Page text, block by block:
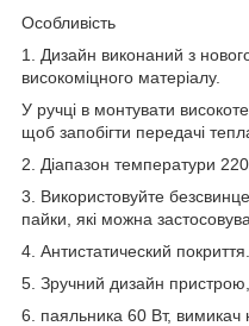
Особливість
1. Дизайн виконаний з
високоміцного матеріалу.
У ручці в монтувати
щоб запобігти передачі
2. Діапазон температури
3. Використовуйте
пайки, які можна
4. Антистатический покриття.
5. Зручний дизайн пристрою,
6. паяльника 60 Вт, вимикач